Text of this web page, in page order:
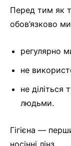
Перед тим як
обов’язково
регулярно
не
не
людьми.
Гігієна —